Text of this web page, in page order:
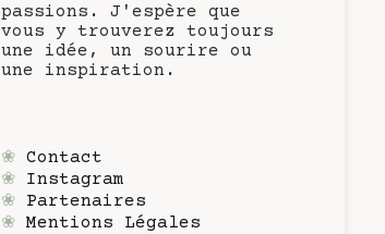
passions. J'espère que
vous y trouverez toujours
une idée, un sourire ou
une inspiration.
❀ Contact
❀ Instagram
❀ Partenaires
❀ Mentions Légales